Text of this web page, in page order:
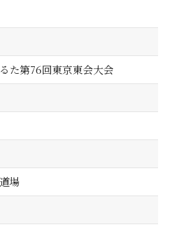
た第76回東京東会大会
場